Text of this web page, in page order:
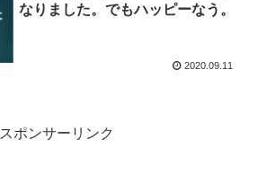
なりました。でもハッピーなう。
2020.09.11
スポンサーリンク